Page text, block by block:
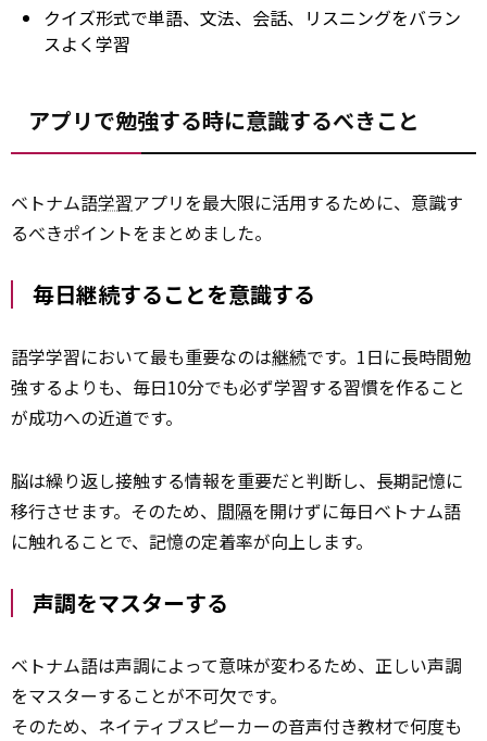
クイズ形式で単語、文法、会話、リスニングをバラン
スよく学習
アプリで勉強する時に意識するべきこと
ベトナム語学習アプリを最大限に活用するために、意識す
るべきポイントをまとめました。
毎日継続することを意識する
語学学習において最も重要なのは継続です。1日に長時間勉
強するよりも、毎日10分でも必ず学習する習慣を作ること
が成功への近道です。
脳は繰り返し接触する情報を重要だと判断し、長期記憶に
移行させます。そのため、 間隔を開けずに毎日ベトナム語
に触れることで、記憶の定着率が向上します。
声調をマスターする
ベトナム語は声調によって意味が変わるため、正しい声調
をマスターすることが不可欠です。
そのため、ネイティブスピーカーの音声付き教材で何度も